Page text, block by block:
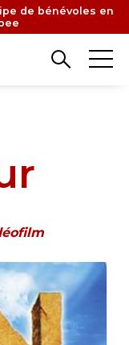
de bénévoles en